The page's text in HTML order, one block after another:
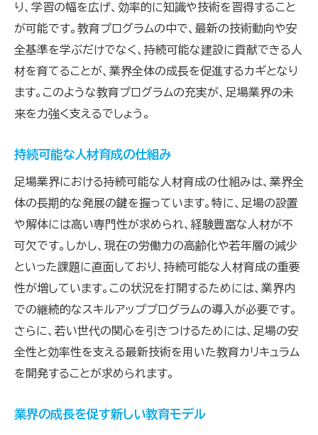
新しい技術が生む教育の可能性
足場業界の持続可能な成長に向けた人材戦略
持続可能な成長を支える教育の役割
環境意識を育む人材戦略
サステナブルな業界を支える教育
継続可能な成長を目指す人材育成
持続可能性を考慮した育成プログラム
未来の足場業界を支える人材育成の挑戦
変化する環境に対応する教育
新たな課題に挑む育成戦略
業界の未来を切り開く育成の挑戦
次世代の足場を支える人材育成
新たな時代に向けた育成の方向性
り、学習の幅を広げ、効率的に知識や技術を習得すること
が可能です。教育プログラムの中で、最新の技術動向や安
全基準を学ぶだけでなく、持続可能な建設に貢献できる人
材を育てることが、業界全体の成長を促進するカギとなり
ます。このような教育プログラムの充実が、足場業界の未
来を力強く支えるでしょう。
持続可能な人材育成の仕組み
足場業界における持続可能な人材育成の仕組みは、業界全
体の長期的な発展の鍵を握っています。特に、足場の設置
や解体には高い専門性が求められ、経験豊富な人材が不
可欠です。しかし、現在の労働力の高齢化や若年層の減少
といった課題に直面しており、持続可能な人材育成の重要
性が増しています。この状況を打開するためには、業界内
での継続的なスキルアッププログラムの導入が必要です。
さらに、若い世代の関心を引きつけるためには、足場の安
全性と効率性を支える最新技術を用いた教育カリキュラム
を開発することが求められます。
業界の成長を促す新しい教育モデル